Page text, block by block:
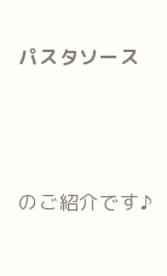
パスタソース
のご紹介です♪